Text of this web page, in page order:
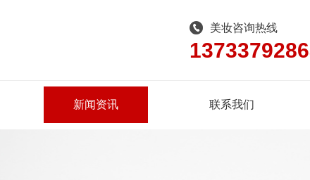
美妆咨询热线
新闻资讯 联系我们